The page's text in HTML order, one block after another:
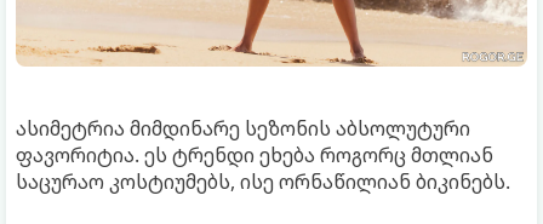
ასიმეტრია მიმდინარე სეზონის აბსოლუტური
ფავორიტია. ეს ტრენდი ეხება როგორც მთლიან
საცურაო კოსტიუმებს, ისე ორნაწილიან ბიკინებს.